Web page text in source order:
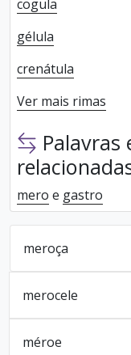
cogula
gélula
crenátula
Ver mais rimas
Palavras
mero e gastro
meroça
merocele
méroe